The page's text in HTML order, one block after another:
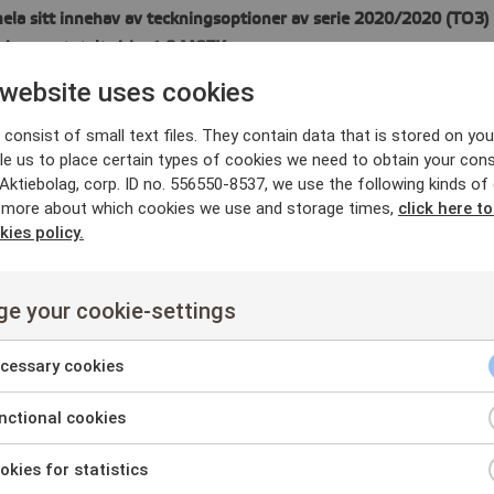
sitt innehav av teckningsoptioner av serie 2020/2020
om totalt cirka 1,8 MSEK.
följande insynspersoner och huvudägare: Pegroco
via Magnus Hagerborn), Håkan Johansson via närstående
det sig om 8 769 967 teckningsoptioner av serie 2020/2020,
av aktier med stöd av Teckningsoptionerna äger rum från och
ska ske genom samtidig betalning senast klockan 15.00 den
är den 5 november 2020. Vissa banker och
det är viktigt att stämma av med sin bank/
förvaltarregistrerade.
teckningsoptioner
av serie 2020/2020 ger rätt att teckna en (1) ny
uses cookies
consist of small text files. They contain data that is stored on
us to place certain types of cookies we need to obtain your
corp. ID no. 556550-8537, we use the following kinds of
about which cookies we use and storage times, click here
policy.
your cookie-settings
cookies
cookies
for statistics